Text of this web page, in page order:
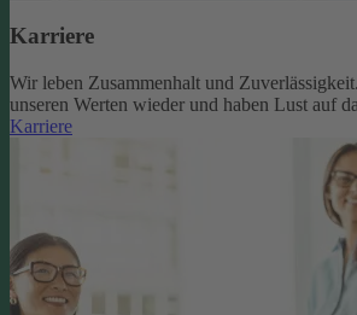
Karriere
Wir leben Zusammenhalt und
unseren Werten wieder und haben Lust auf
Karriere